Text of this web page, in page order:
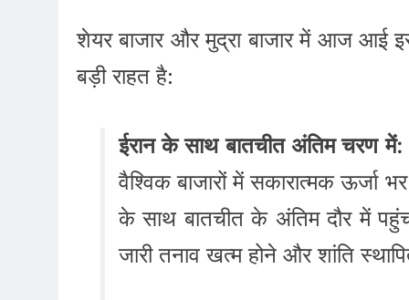
शेयर बाजार और मुद्रा बाजार में आज आई
बड़ी राहत है:
ईरान के साथ बातचीत अंतिम चरण में:
वैश्विक बाजारों में सकारात्मक ऊर्जा
के साथ बातचीत के अंतिम दौर में
जारी तनाव खत्म होने और शांति